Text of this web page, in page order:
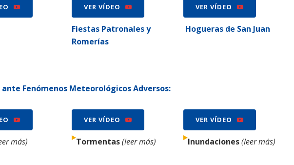
VER VÍDEO
Fiestas Patronales y
Romerías
VER VÍDEO
Hogueras de San Juan
ante Fenómenos Meteorológicos Adversos:
más)
VER VÍDEO
Tormentas(leer más)
VER VÍDEO
Inundaciones(leer más)